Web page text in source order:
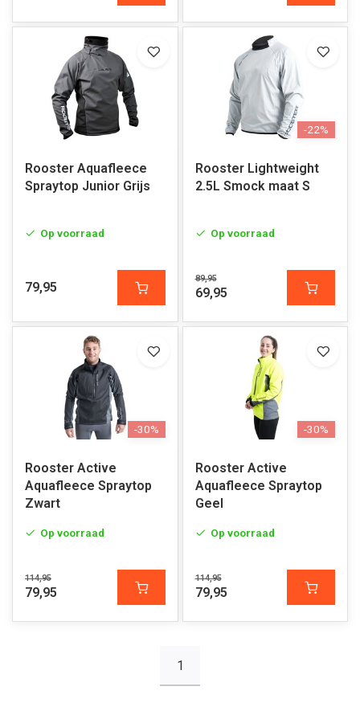
Rooster Aquafleece
Spraytop Junior Grijs
Op voorraad
79,95
-22%
Rooster Lightweight
2.5L Smock maat S
Op voorraad
89,95
69,95
-30%
Rooster Active
Aquafleece Spraytop
Zwart
Op voorraad
114,95
79,95
-30%
Rooster Active
Aquafleece Spraytop
Geel
Op voorraad
114,95
79,95
1